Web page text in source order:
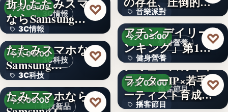
4.1
3C情報
今天 09:00
3C情報
文字
ならSamsung…
♡
3C科技
今天 09:00
3C科技
文字
＜Samsung＞折り
たたみスマホなら
Samsung…
♡
科技新品
今天 09:00
＜ドコモ＞折りた
たみスマホなら♡
音樂派對
5
カリスマ…
健身營養
今天 03:00
健身營養
文字
【楽天市場「クレ
アチン デイリーラ
ンキング」第1位
獲得(…
♡
播客節目
今天 03:00
播客節目
アミューズのキャ
ラクターIP×若手ア
ーティスト育成コ
ンテ…
♡